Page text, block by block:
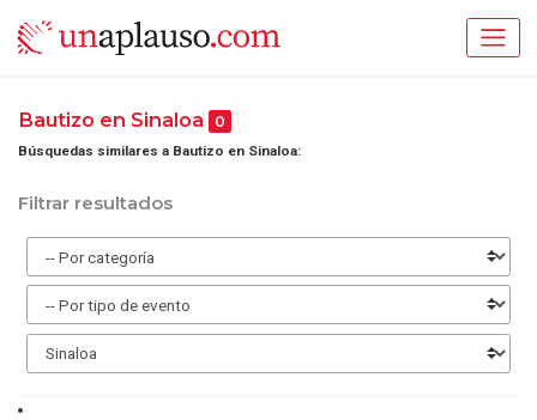
Bautizo en Sinaloa 0
Búsquedas similares a Bautizo en Sinaloa:
Filtrar resultados